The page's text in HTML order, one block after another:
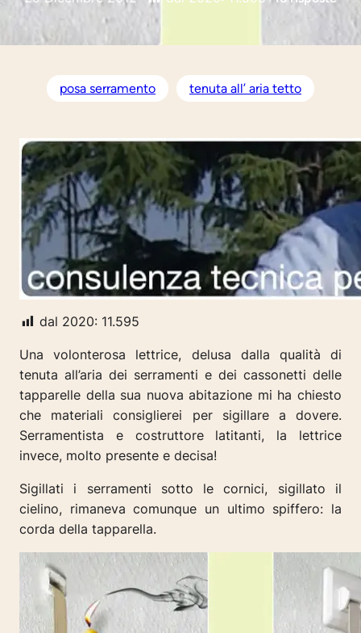
posa serramento tenuta all’ aria tetto
dal 2020: 11.595
Una volonterosa lettrice, delusa dalla qualità di
tenuta all’aria dei serramenti e dei cassonetti delle
tapparelle della sua nuova abitazione mi ha chiesto
che materiali consiglierei per sigillare a dovere.
Serramentista e costruttore latitanti, la lettrice
invece, molto presente e decisa!
Sigillati i serramenti sotto le cornici, sigillato il
cielino, rimaneva comunque un ultimo spiffero: la
corda della tapparella.